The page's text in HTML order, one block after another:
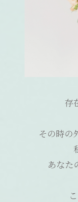
存
その時の
あなた